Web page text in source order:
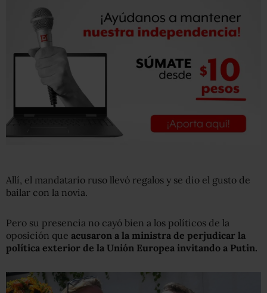
Allí, el mandatario ruso llevó regalos y se dio el gusto de
bailar con la novia.
Pero su presencia no cayó bien a los políticos de la
oposición que acusaron a la ministra de perjudicar la
política exterior de la Unión Europea invitando a Putin.